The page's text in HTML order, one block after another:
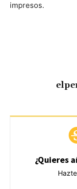
impresos.
¿Quieres